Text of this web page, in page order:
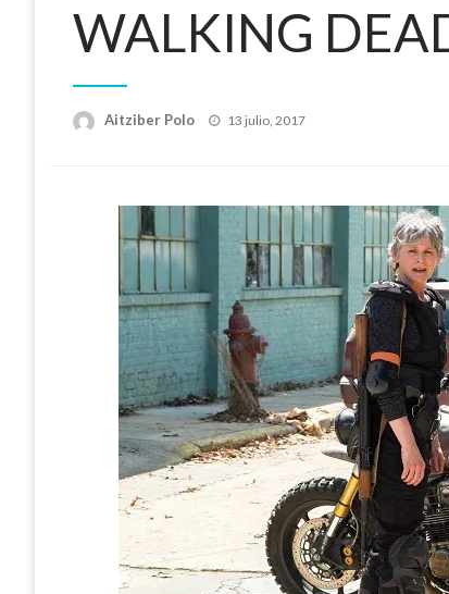
WALKING
Aitziber Polo
Publicado
13 julio, 2017